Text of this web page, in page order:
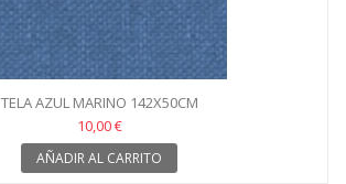
TELA AZUL MARINO 142X50CM
10,00 €
AÑADIR AL CARRITO